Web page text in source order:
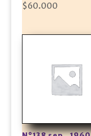
$60.000